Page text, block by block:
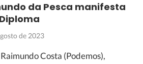
da Pesca manifesta
de 2023
Costa (Podemos),